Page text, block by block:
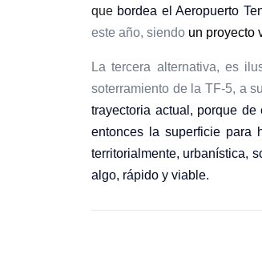
que bordea el Aeropuerto
este año, siendo un proyecto
La tercera alternativa, es
soterramiento de la TF-5, a
trayectoria actual, porque
entonces la superficie para
territorialmente, urbanística,
algo, rápido y viable.